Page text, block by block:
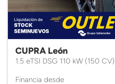
CUPRA León
1.5 eTSI DSG 110 kW (150 CV)
Financia desde